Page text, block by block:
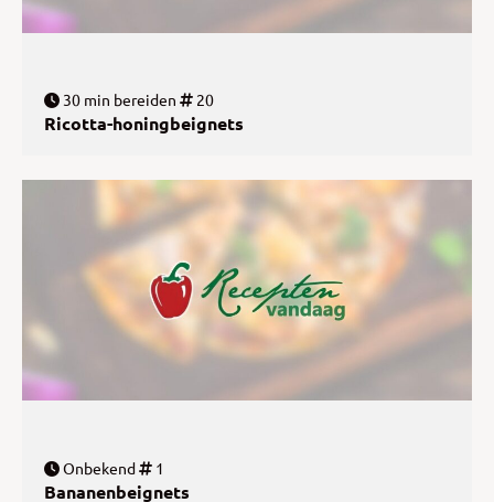
30 min bereiden 20
Ricotta-honingbeignets
Onbekend 1
Bananenbeignets